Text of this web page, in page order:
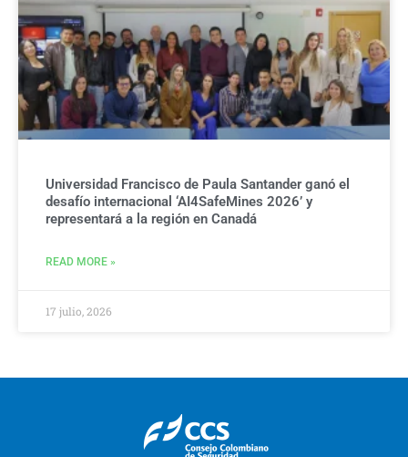
Universidad Francisco de Paula Santander ganó el
desafío internacional ‘AI4SafeMines 2026’ y
representará a la región en Canadá
READ MORE »
17 julio, 2026